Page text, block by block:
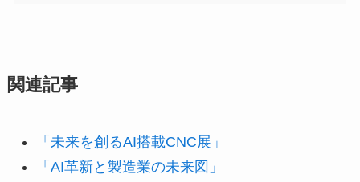
関連記事
「未来を創るAI搭載CNC展」
「AI革新と製造業の未来図」